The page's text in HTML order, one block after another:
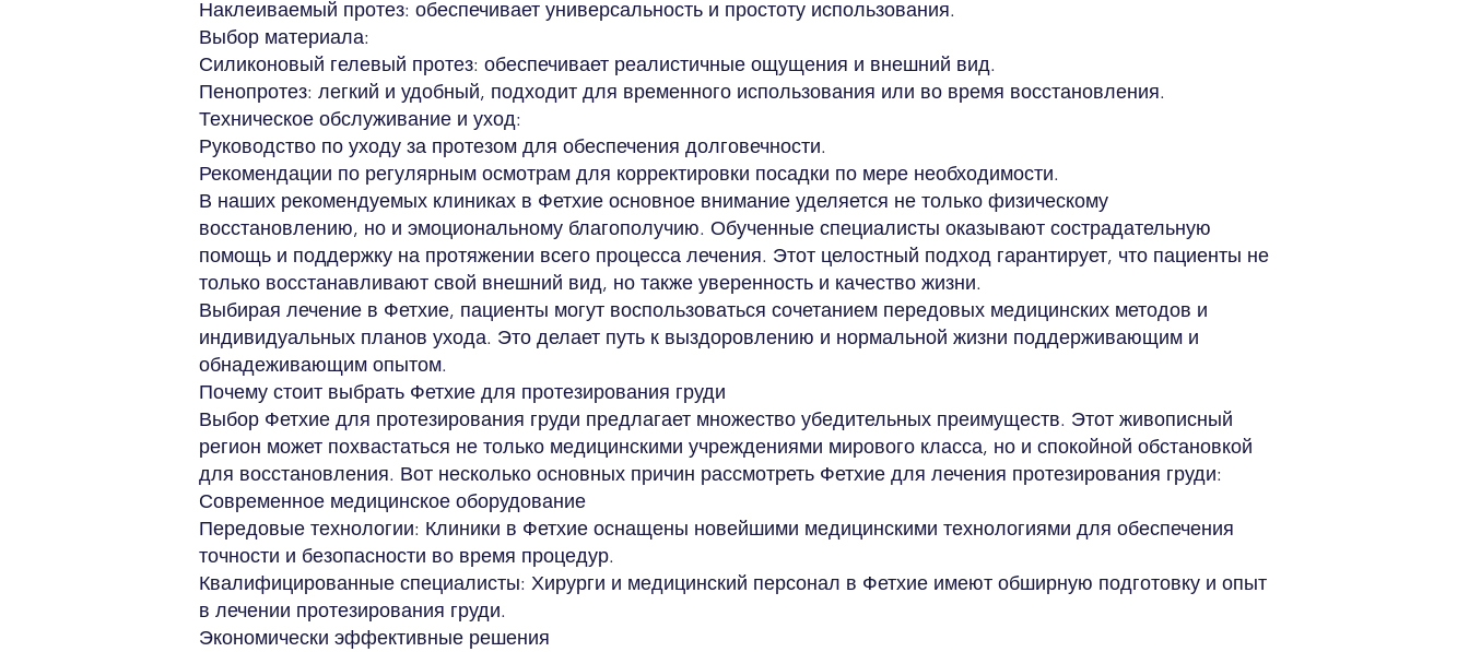
Наклеиваемый протез: обеспечивает универсальность и простоту использования.
Выбор материала:
Силиконовый гелевый протез: обеспечивает реалистичные ощущения и внешний вид.
Пенопротез: легкий и удобный, подходит для временного использования или во время восстановления.
Техническое обслуживание и уход:
Руководство по уходу за протезом для обеспечения долговечности.
Рекомендации по регулярным осмотрам для корректировки посадки по мере необходимости.
В наших рекомендуемых клиниках в Фетхие основное внимание уделяется не только физическому
восстановлению, но и эмоциональному благополучию. Обученные специалисты оказывают сострадательную
помощь и поддержку на протяжении всего процесса лечения. Этот целостный подход гарантирует, что пациенты не
только восстанавливают свой внешний вид, но также уверенность и качество жизни.
Выбирая лечение в Фетхие, пациенты могут воспользоваться сочетанием передовых медицинских методов и
индивидуальных планов ухода. Это делает путь к выздоровлению и нормальной жизни поддерживающим и
обнадеживающим опытом.
Почему стоит выбрать Фетхие для протезирования груди
Выбор Фетхие для протезирования груди предлагает множество убедительных преимуществ. Этот живописный
регион может похвастаться не только медицинскими учреждениями мирового класса, но и спокойной обстановкой
для восстановления. Вот несколько основных причин рассмотреть Фетхие для лечения протезирования груди:
Современное медицинское оборудование
Передовые технологии: Клиники в Фетхие оснащены новейшими медицинскими технологиями для обеспечения
точности и безопасности во время процедур.
Квалифицированные специалисты: Хирурги и медицинский персонал в Фетхие имеют обширную подготовку и опыт
в лечении протезирования груди.
Экономически эффективные решения